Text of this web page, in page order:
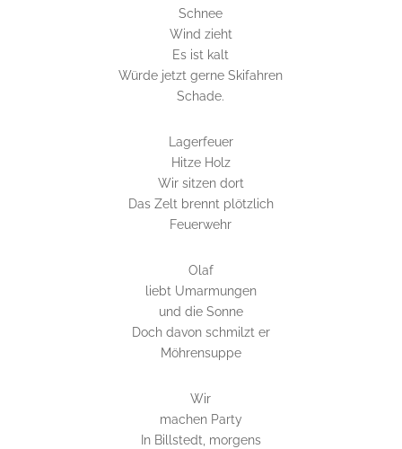
Schnee
Wind zieht
Es ist kalt
Würde jetzt gerne Skifahren
Schade.
Lagerfeuer
Hitze Holz
Wir sitzen dort
Das Zelt brennt plötzlich
Feuerwehr
Olaf
liebt Umarmungen
und die Sonne
Doch davon schmilzt er
Möhrensuppe
Wir
machen Party
In Billstedt, morgens